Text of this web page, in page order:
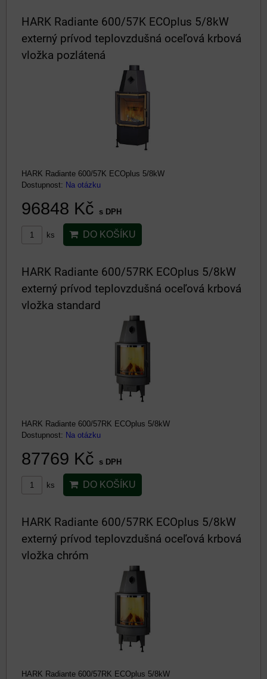
HARK Radiante 600/57K ECOplus 5/8kW
externý prívod teplovzdušná oceľová krbová
vložka pozlátená
HARK Radiante 600/57K ECOplus 5/8kW
Dostupnost: Na otázku
96848 Kč s DPH
ks DO KOŠÍKU
HARK Radiante 600/57RK ECOplus 5/8kW
externý prívod teplovzdušná oceľová krbová
vložka standard
HARK Radiante 600/57RK ECOplus 5/8kW
Dostupnost: Na otázku
87769 Kč s DPH
ks DO KOŠÍKU
HARK Radiante 600/57RK ECOplus 5/8kW
externý prívod teplovzdušná oceľová krbová
vložka chróm
HARK Radiante 600/57RK ECOplus 5/8kW